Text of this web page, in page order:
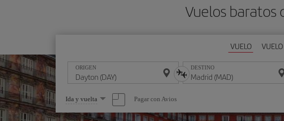
Vuelos baratos
VUELO
ORIGEN DESTINO
Seleccione
una
opción
Ida y vuelta Pagar con Avios